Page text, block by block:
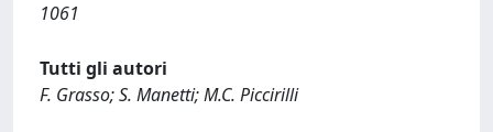
1061
Tutti gli autori
F. Grasso; S. Manetti; M.C. Piccirilli